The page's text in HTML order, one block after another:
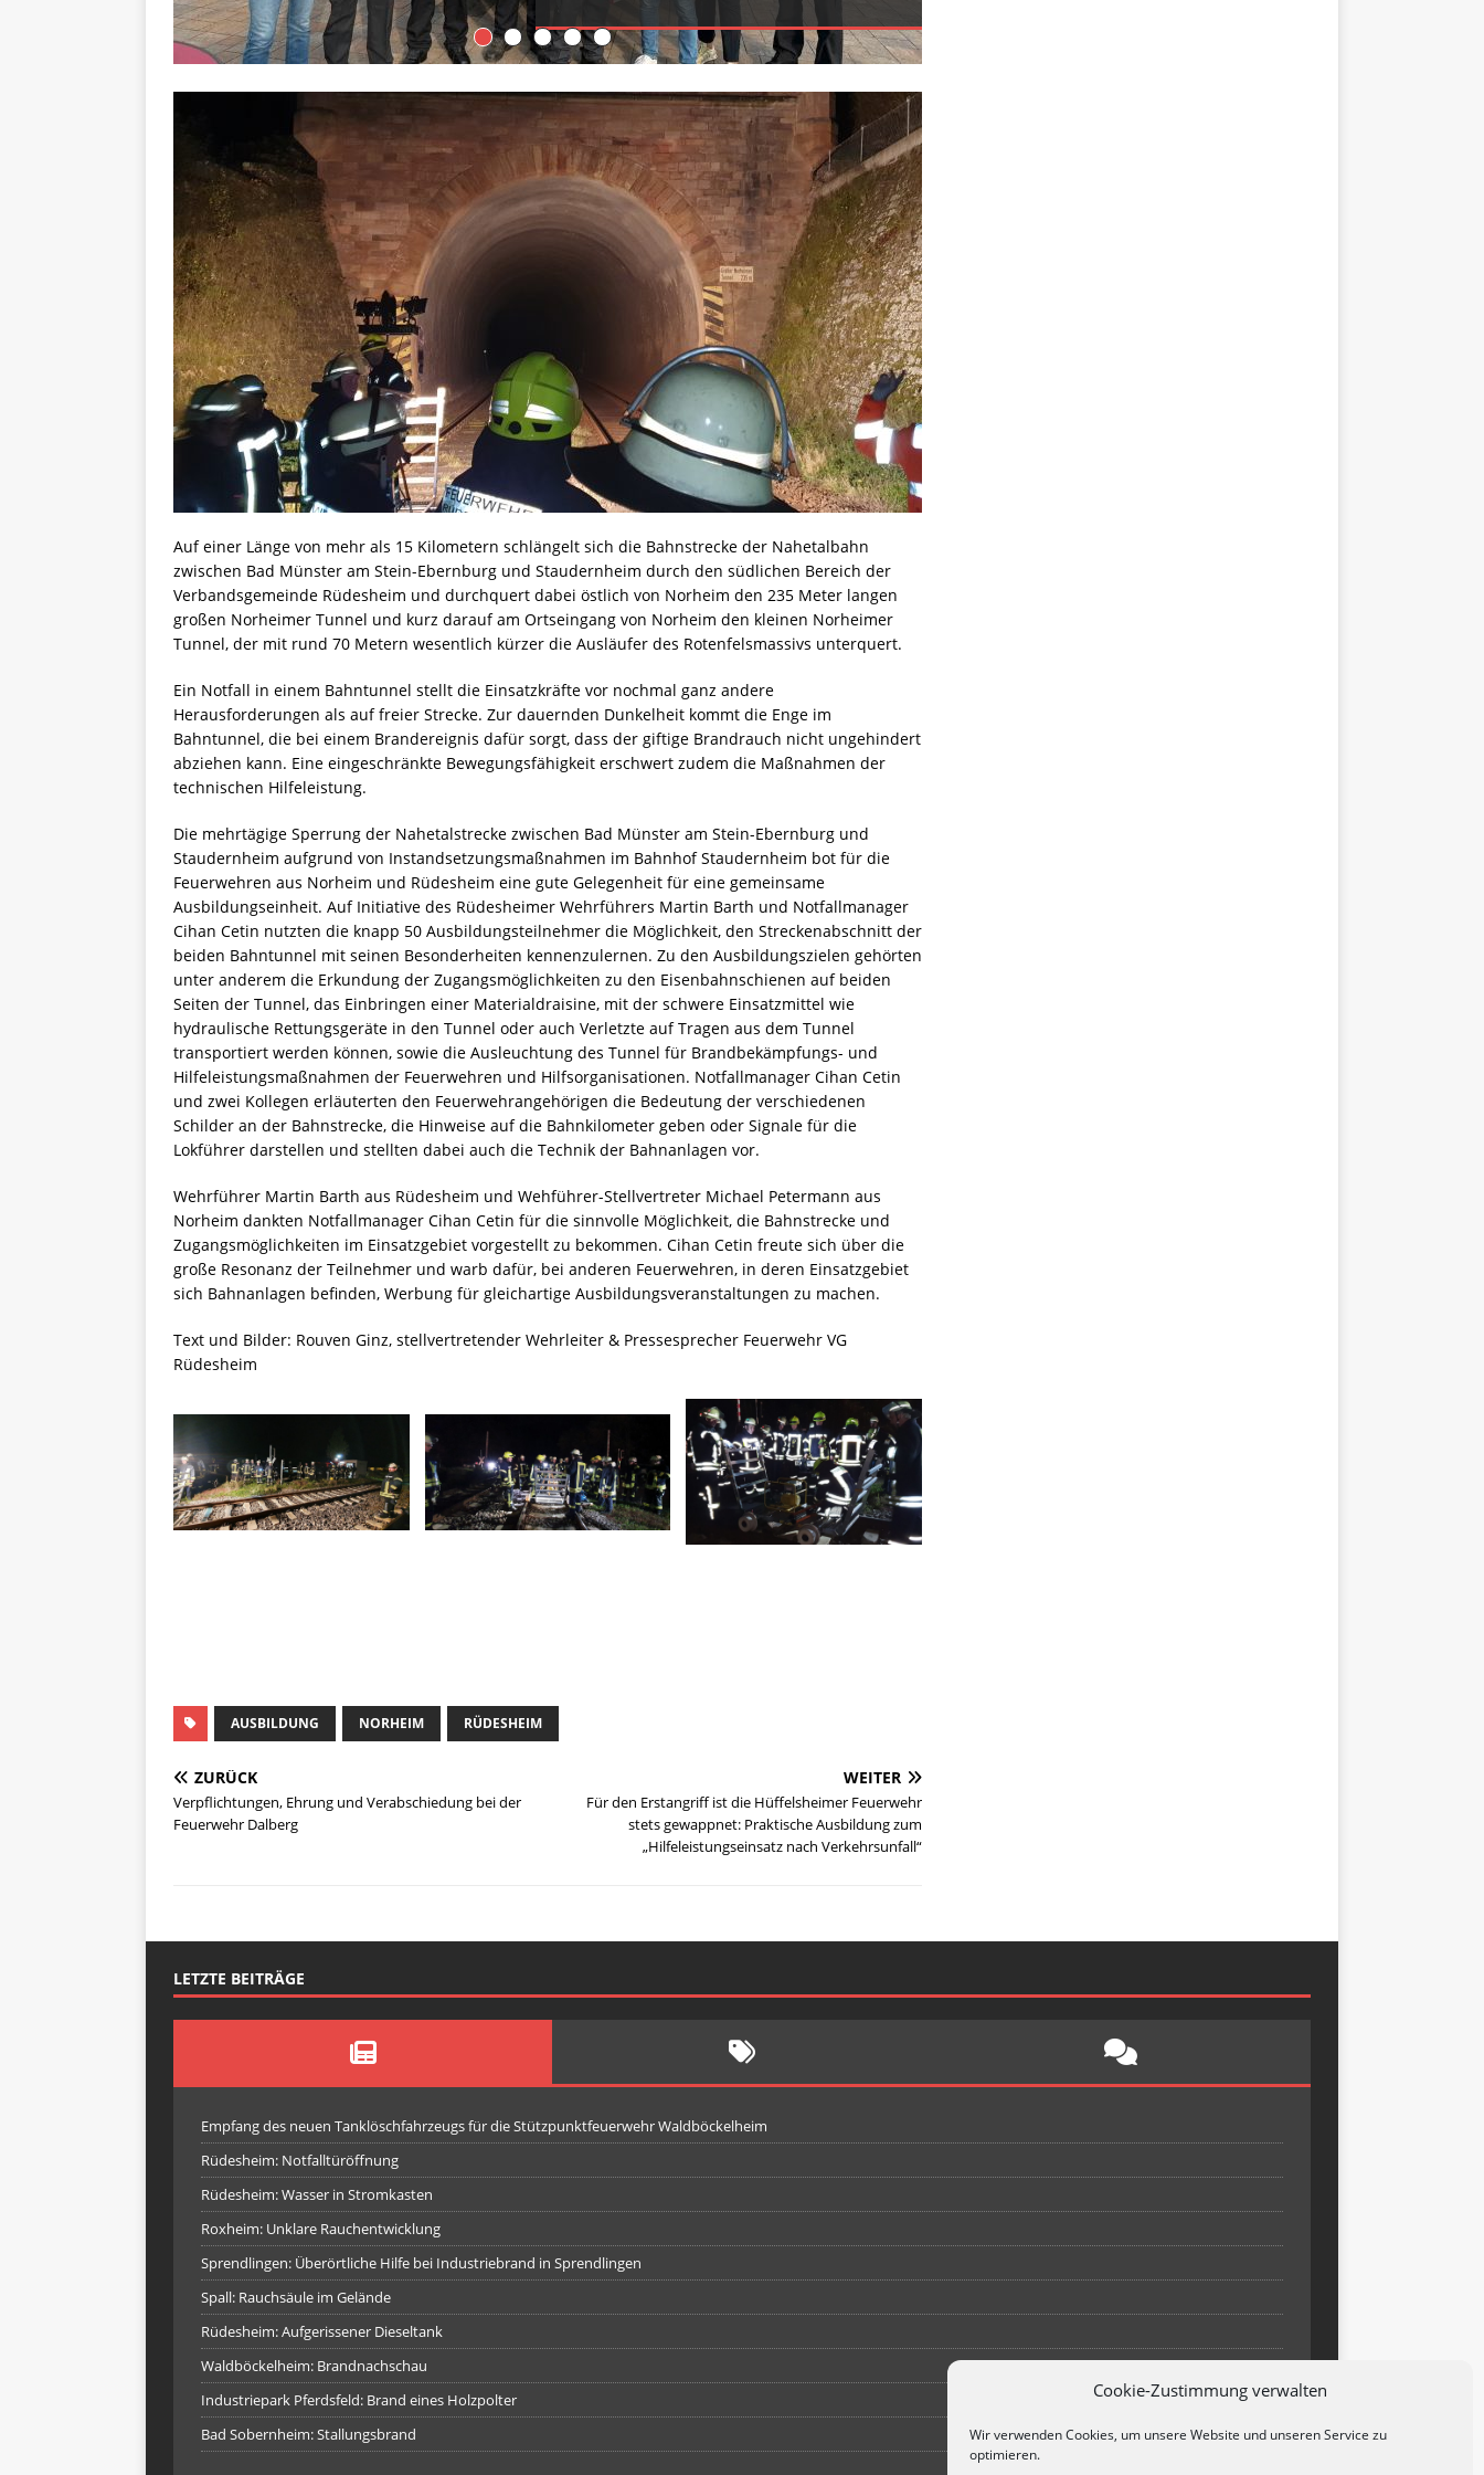
Cookie-Zustimmung verwalten
Wir verwenden Cookies, um unsere Website und unseren Service zu
optimieren.
Auf einer Länge von mehr als 15 Kilometern schlängelt sich die Bahnstrecke der Nahetalbahn
zwischen Bad Münster am Stein-Ebernburg und Staudernheim durch den südlichen Bereich der
Verbandsgemeinde Rüdesheim und durchquert dabei östlich von Norheim den 235 Meter langen
großen Norheimer Tunnel und kurz darauf am Ortseingang von Norheim den kleinen Norheimer
Tunnel, der mit rund 70 Metern wesentlich kürzer die Ausläufer des Rotenfelsmassivs unterquert.
Ein Notfall in einem Bahntunnel stellt die Einsatzkräfte vor nochmal ganz andere
Herausforderungen als auf freier Strecke. Zur dauernden Dunkelheit kommt die Enge im
Bahntunnel, die bei einem Brandereignis dafür sorgt, dass der giftige Brandrauch nicht ungehindert
abziehen kann. Eine eingeschränkte Bewegungsfähigkeit erschwert zudem die Maßnahmen der
technischen Hilfeleistung.
Die mehrtägige Sperrung der Nahetalstrecke zwischen Bad Münster am Stein-Ebernburg und
Staudernheim aufgrund von Instandsetzungsmaßnahmen im Bahnhof Staudernheim bot für die
Feuerwehren aus Norheim und Rüdesheim eine gute Gelegenheit für eine gemeinsame
Ausbildungseinheit. Auf Initiative des Rüdesheimer Wehrführers Martin Barth und Notfallmanager
Cihan Cetin nutzten die knapp 50 Ausbildungsteilnehmer die Möglichkeit, den Streckenabschnitt der
beiden Bahntunnel mit seinen Besonderheiten kennenzulernen. Zu den Ausbildungszielen gehörten
unter anderem die Erkundung der Zugangsmöglichkeiten zu den Eisenbahnschienen auf beiden
Seiten der Tunnel, das Einbringen einer Materialdraisine, mit der schwere Einsatzmittel wie
hydraulische Rettungsgeräte in den Tunnel oder auch Verletzte auf Tragen aus dem Tunnel
transportiert werden können, sowie die Ausleuchtung des Tunnel für Brandbekämpfungs- und
Hilfeleistungsmaßnahmen der Feuerwehren und Hilfsorganisationen. Notfallmanager Cihan Cetin
und zwei Kollegen erläuterten den Feuerwehrangehörigen die Bedeutung der verschiedenen
Schilder an der Bahnstrecke, die Hinweise auf die Bahnkilometer geben oder Signale für die
Lokführer darstellen und stellten dabei auch die Technik der Bahnanlagen vor.
Wehrführer Martin Barth aus Rüdesheim und Wehführer-Stellvertreter Michael Petermann aus
Norheim dankten Notfallmanager Cihan Cetin für die sinnvolle Möglichkeit, die Bahnstrecke und
Zugangsmöglichkeiten im Einsatzgebiet vorgestellt zu bekommen. Cihan Cetin freute sich über die
große Resonanz der Teilnehmer und warb dafür, bei anderen Feuerwehren, in deren Einsatzgebiet
sich Bahnanlagen befinden, Werbung für gleichartige Ausbildungsveranstaltungen zu machen.
Text und Bilder: Rouven Ginz, stellvertretender Wehrleiter & Pressesprecher Feuerwehr VG
Rüdesheim
AUSBILDUNG NORHEIM RÜDESHEIM
ZURÜCK
Verpflichtungen, Ehrung und Verabschiedung bei der
Feuerwehr Dalberg
WEITER
Für den Erstangriff ist die Hüffelsheimer Feuerwehr
stets gewappnet: Praktische Ausbildung zum
„Hilfeleistungseinsatz nach Verkehrsunfall“
LETZTE BEITRÄGE
Empfang des neuen Tanklöschfahrzeugs für die Stützpunktfeuerwehr Waldböckelheim
Rüdesheim: Notfalltüröffnung
Rüdesheim: Wasser in Stromkasten
Roxheim: Unklare Rauchentwicklung
Sprendlingen: Überörtliche Hilfe bei Industriebrand in Sprendlingen
Spall: Rauchsäule im Gelände
Rüdesheim: Aufgerissener Dieseltank
Waldböckelheim: Brandnachschau
Industriepark Pferdsfeld: Brand eines Holzpolter
Bad Sobernheim: Stallungsbrand